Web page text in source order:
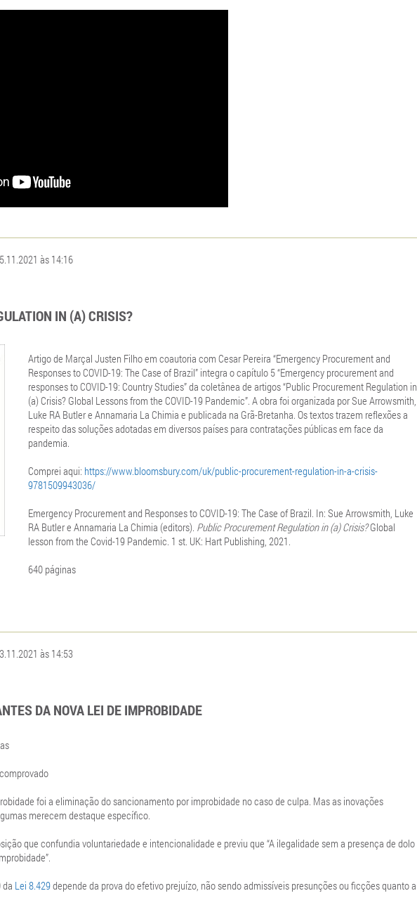
às 14:16
IN (A) CRISIS?
Artigo de Marçal Justen Filho em coautoria com Cesar Pereira “Emergency Procurement and
Responses to COVID-19: The Case of Brazil” integra o capítulo 5 “Emergency procurement and
responses to COVID-19: Country Studies” da coletânea de artigos “Public Procurement Regulation in
(a) Crisis? Global Lessons from the COVID-19 Pandemic”. A obra foi organizada por Sue Arrowsmith,
Luke RA Butler e Annamaria La Chimia e publicada na Grã-Bretanha. Os textos trazem reflexões a
respeito das soluções adotadas em diversos países para contratações públicas em face da
pandemia.
Comprei aqui: https://www.bloomsbury.com/uk/public-procurement-regulation-in-a-crisis-
9781509943036/
Emergency Procurement and Responses to COVID-19: The Case of Brazil. In: Sue Arrowsmith, Luke
RA Butler e Annamaria La Chimia (editors). Public Procurement Regulation in (a) Crisis?Global
lesson from the Covid-19 Pandemic. 1 st. UK: Hart Publishing, 2021.
640 páginas
às 14:53
DA NOVA LEI DE IMPROBIDADE
foi a eliminação do sancionamento por improbidade no caso de culpa. Mas as inovações
merecem destaque específico.
que confundia voluntariedade e intencionalidade e previu que “A ilegalidade sem a presença de dolo
Lei 8.429depende da prova do efetivo prejuízo, não sendo admissíveis presunções ou ficções quanto a